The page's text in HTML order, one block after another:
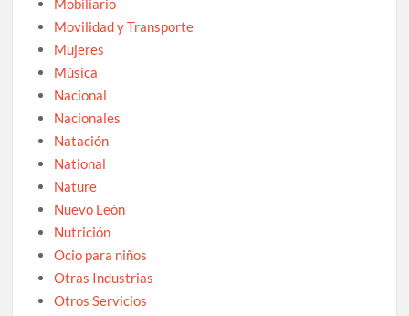
Mobiliario
Movilidad y Transporte
Mujeres
Música
Nacional
Nacionales
Natación
National
Nature
Nuevo León
Nutrición
Ocio para niños
Otras Industrias
Otros Servicios